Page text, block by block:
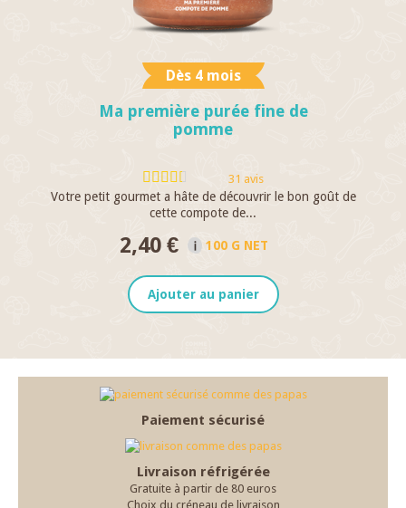
Dès 4 mois
Ma première purée fine de
pomme
31 avis
Votre petit gourmet a hâte de découvrir le bon goût de
cette compote de...
2,40 € 100 G NET
Ajouter au panier
Paiement sécurisé
Livraison réfrigérée
Gratuite à partir de 80 euros
Choix du créneau de livraison